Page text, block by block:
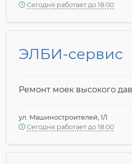
Сегодня работает до 18:00
ЭЛБИ-сервис
Ремонт моек высокого
ул. Машиностроителей, 1/1
Сегодня работает до 18:00